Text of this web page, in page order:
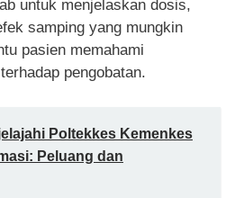
untuk menjelaskan dosis,
samping yang mungkin
pasien memahami
pengobatan.
Poltekkes Kemenkes
Peluang dan